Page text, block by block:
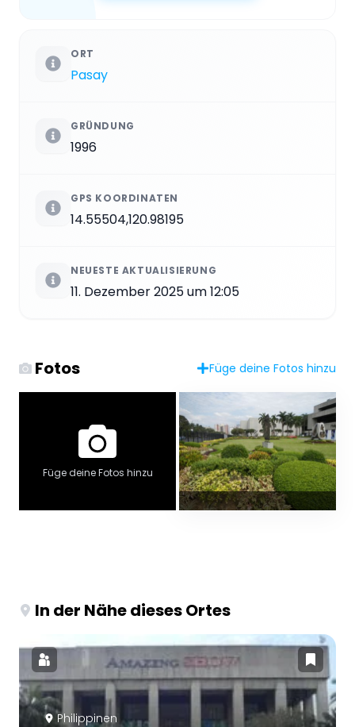
ORT
Pasay
GRÜNDUNG
1996
GPS KOORDINATEN
14.55504,120.98195
NEUESTE AKTUALISIERUNG
11. Dezember 2025 um 12:05
Fotos Füge deine Fotos hinzu
Füge deine Fotos hinzu
In der Nähe dieses Ortes
Philippinen